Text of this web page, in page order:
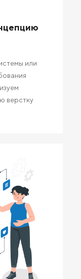
или
верстку